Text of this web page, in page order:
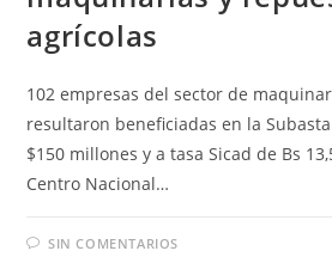
agrícolas
102 empresas del sector de
resultaron beneficiadas en la
$150 millones y a tasa Sicad de Bs
Centro Nacional…
SIN COMENTARIOS